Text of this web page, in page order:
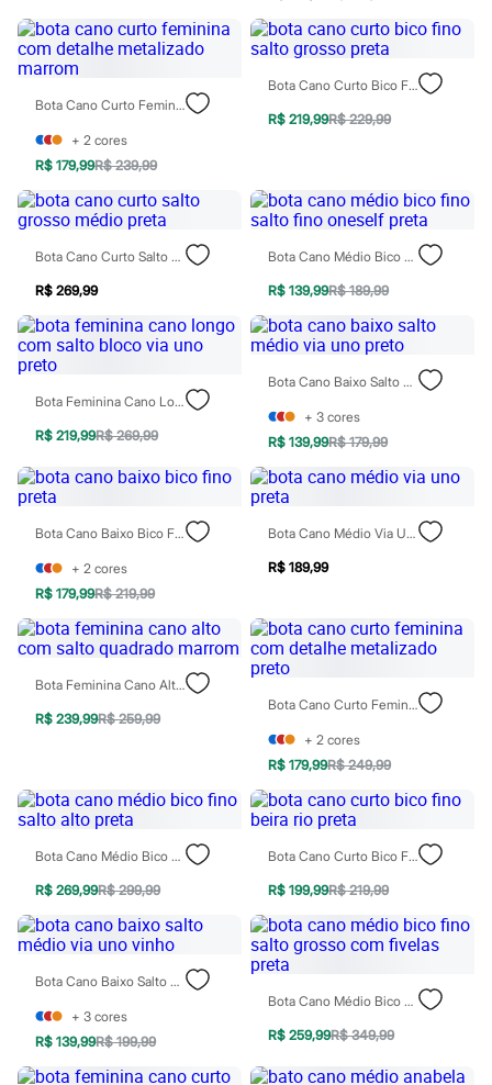
Saídas de praia
Personagens
Plus size
Calças
Casacos e Jaquetas
Jeans
Moda esportiva
Shorts e Saias
Vestidos
Masculino
Em alta
Dia dos Pais
Inverno
Roupas
Bermudas
Camisas
Camisetas e Regatas
Casacos e Jaquetas
Jeans
Polos
Acessórios
Bolsas e Mochilas
Chapéus e Bonés
Cintos
Carteiras
Óculos
Relógios
Calçados
Botas
Chinelos
Sapatos
Tênis
Camisetas
Calças
Regatas
Moda íntima
Cuecas
Meias
Pijamas
Moda praia
Personagens
Blusas e Camisetas
Calças
Casacos e Jaquetas
Bota Cano Curto Feminina Com Detalhe Metalizado Marrom
+ 2 cores
R$ 179,99R$ 239,99
Bota Cano Curto Bico Fino Salto Grosso Preta
R$ 219,99R$ 229,99
Bota Cano Curto Salto Grosso Médio Preta
R$ 269,99
Bota Cano Médio Bico Fino Salto Fino Oneself Preta
R$ 139,99R$ 189,99
Bota Feminina Cano Longo Com Salto Bloco Via Uno Preto
R$ 219,99R$ 269,99
Bota Cano Baixo Salto Médio Via Uno Preto
+ 3 cores
R$ 139,99R$ 179,99
Bota Cano Baixo Bico Fino Preta
+ 2 cores
R$ 179,99R$ 219,99
Bota Cano Médio Via Uno Preta
R$ 189,99
Bota Feminina Cano Alto Com Salto Quadrado Marrom
R$ 239,99R$ 259,99
Bota Cano Curto Feminina Com Detalhe Metalizado Preto
+ 2 cores
R$ 179,99R$ 249,99
Bota Cano Médio Bico Fino Salto Alto Preta
R$ 269,99R$ 299,99
Bota Cano Curto Bico Fino Beira Rio Preta
R$ 199,99R$ 219,99
Bota Cano Baixo Salto Médio Via Uno Vinho
+ 3 cores
R$ 139,99R$ 199,99
Bota Cano Médio Bico Fino Salto Grosso Com Fivelas Preta
R$ 259,99R$ 349,99